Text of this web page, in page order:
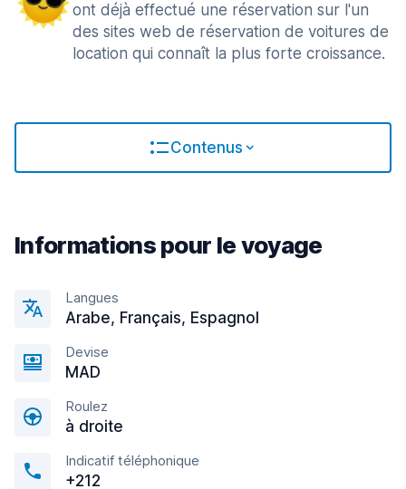
ont déjà effectué une réservation sur l'un
des sites web de réservation de voitures de
location qui connaît la plus forte croissance.
Contenus
Informations pour le voyage
Langues
Arabe, Français, Espagnol
Devise
MAD
Roulez
à droite
Indicatif téléphonique
+212